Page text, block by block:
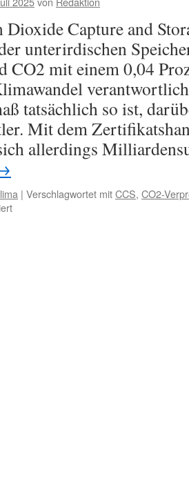
Dioxide Capture and
unterirdischen
CO2 mit einem 0,04
tatsächlich so ist,
Mit dem
allerdings
| Verschlagwortet mitCCS, CO2-
für